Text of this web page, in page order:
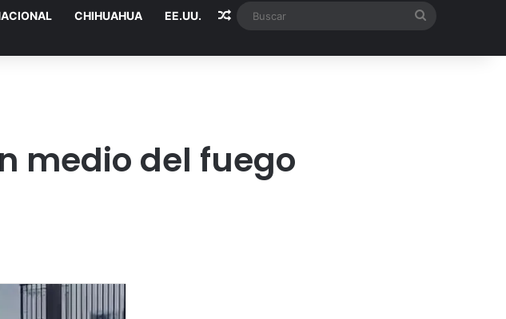
CHIHUAHUA EE.UU. Random Article
medio del fuego